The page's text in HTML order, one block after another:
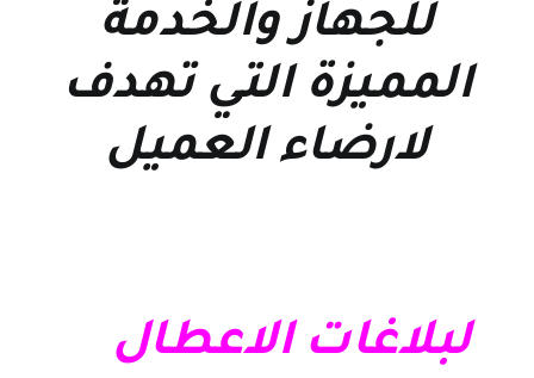
للجهاز والخدمة
المميزة التي تهدف
لارضاء العميل
لبلاغات الاعطال